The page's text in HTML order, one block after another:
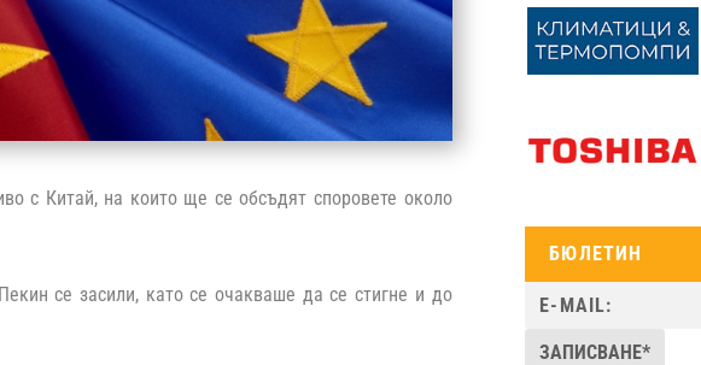
с Китай, на които ще се обсъдят споровете около
се засили, като се очакваше да се стигне и до
БЮЛЕТИН